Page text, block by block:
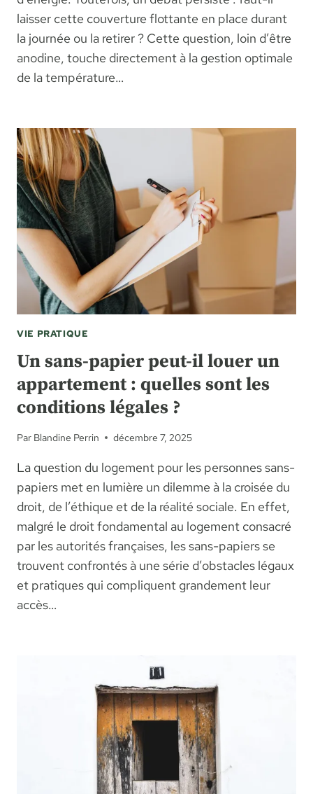
laisser cette couverture flottante en place durant
la journée ou la retirer ? Cette question, loin d’être
anodine, touche directement à la gestion optimale
de la température…
VIE PRATIQUE
Un sans-papier peut-il louer un
appartement : quelles sont les
conditions légales ?
Par Blandine Perrin décembre 7, 2025
La question du logement pour les personnes sans-
papiers met en lumière un dilemme à la croisée du
droit, de l’éthique et de la réalité sociale. En effet,
malgré le droit fondamental au logement consacré
par les autorités françaises, les sans-papiers se
trouvent confrontés à une série d’obstacles légaux
et pratiques qui compliquent grandement leur
accès…